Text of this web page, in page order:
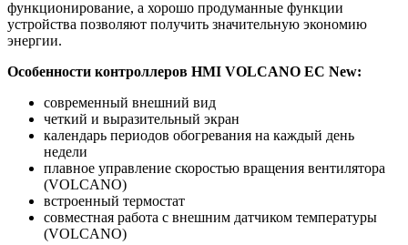
функционирование, а хорошо продуманные функции
устройства позволяют получить значительную экономию
энергии.
Особенности контроллеров HMI VOLCANO EC New:
современный внешний вид
четкий и выразительный экран
календарь периодов обогревания на каждый день
недели
плавное управление скоростью вращения вентилятора
(VOLCANO)
встроенный термостат
совместная работа с внешним датчиком температуры
(VOLCANO)